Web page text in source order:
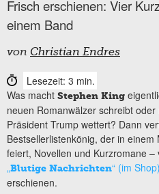
Frisch erschienen: Vier
einem Band
von Christian Endres
Lesezeit: 3 min.
Was macht Stephen King
neuen Romanwälzer schreibt
Präsident Trump wettert? Dann
Bestsellerlistenkönig, der in
feiert, Novellen und Kurzromane
„Blutige Nachrichten“ (im Shop)
erschienen.